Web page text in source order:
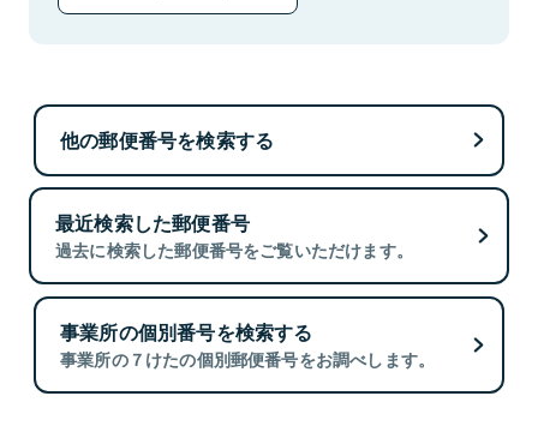
他の郵便番号を検索する
最近検索した郵便番号
過去に検索した郵便番号をご覧いただけます。
事業所の個別番号を検索する
事業所の７けたの個別郵便番号をお調べします。